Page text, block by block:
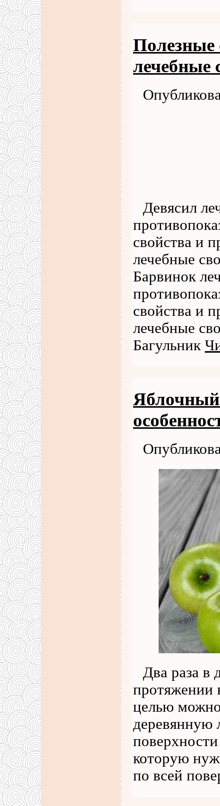
Полезные
лечебные
Девясил
свойства и
лечебные
Барвинок
свойства и
лечебные
Багульник
Яблочный
Два раза в
протяжении
целью можно
деревянную
которую
по всей